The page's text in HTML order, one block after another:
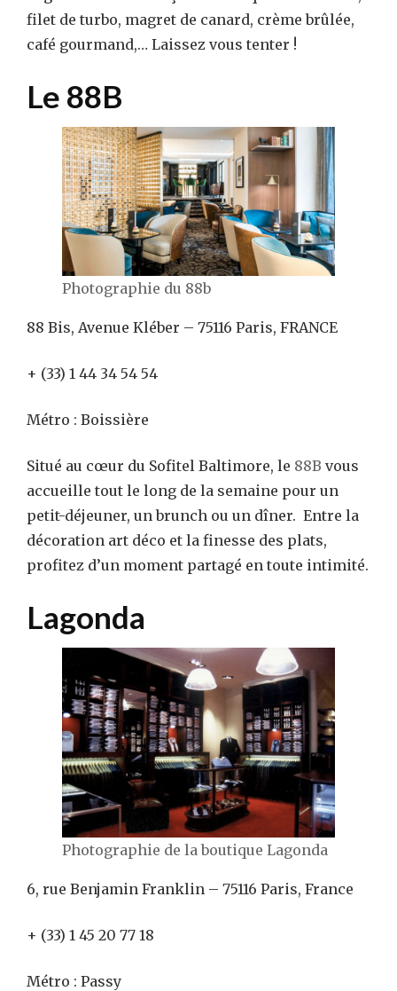
filet de turbo, magret de canard, crème brûlée,
café gourmand,… Laissez vous tenter !
Le 88B
Photographie du 88b
88 Bis, Avenue Kléber – 75116 Paris, FRANCE
+ (33) 1 44 34 54 54
Métro : Boissière
Situé au cœur du Sofitel Baltimore, le 88B vous
accueille tout le long de la semaine pour un
petit-déjeuner, un brunch ou un dîner. Entre la
décoration art déco et la finesse des plats,
profitez d’un moment partagé en toute intimité.
Lagonda
Photographie de la boutique Lagonda
6, rue Benjamin Franklin – 75116 Paris, France
+ (33) 1 45 20 77 18
Métro : Passy